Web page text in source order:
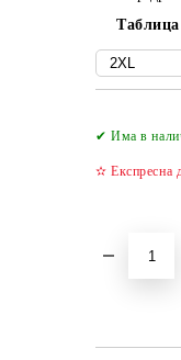
✔ Има в
✫ Експресна